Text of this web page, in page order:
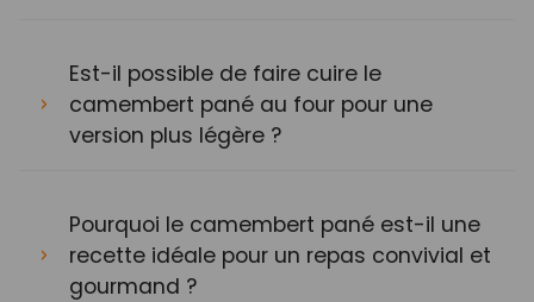
Est-il possible de faire cuire le
camembert pané au four pour une
version plus légère ?
Pourquoi le camembert pané est-il une
recette idéale pour un repas convivial et
gourmand ?